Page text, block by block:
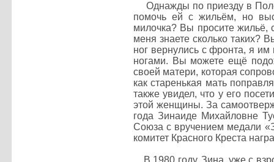
Однажды по приезду в
помочь ей с жильём, но
милочка? Вы просите жильё,
меня знаете сколько таких?
ног вернулись с фронта, я им
ногами. Вы можете ещё
своей матери, которая
как старенькая мать
также увидел, что у его
этой женщины. За
года Зинаиде Михайловне
Союза с вручением медали
комитет Красного Креста
В 1980 году, Зина, уже с